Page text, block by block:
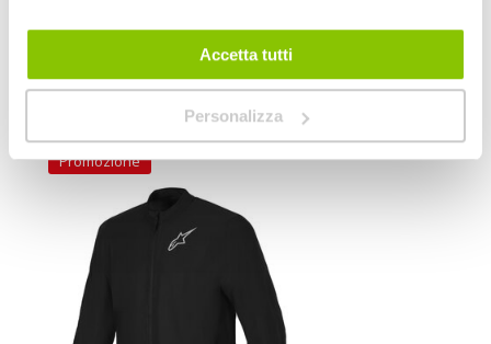
Accetta tutti
Personalizza
ALPINESTARS
POTREBBERO INTERESSARTI
Promozione